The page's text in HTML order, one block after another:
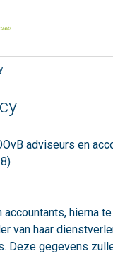
adviseurs en
hierna te
van haar
Deze gegevens